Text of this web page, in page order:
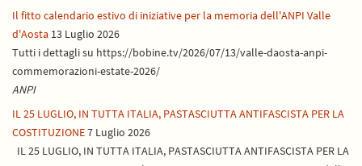
Il fitto calendario estivo di iniziative per la memoria dell'ANPI Valle
d'Aosta 13 Luglio 2026
Tutti i dettagli su https://bobine.tv/2026/07/13/valle-daosta-anpi-
commemorazioni-estate-2026/
ANPI
IL 25 LUGLIO, IN TUTTA ITALIA, PASTASCIUTTA ANTIFASCISTA PER LA
COSTITUZIONE7 Luglio 2026
IL 25 LUGLIO, IN TUTTA ITALIA, PASTASCIUTTA ANTIFASCISTA PER LA